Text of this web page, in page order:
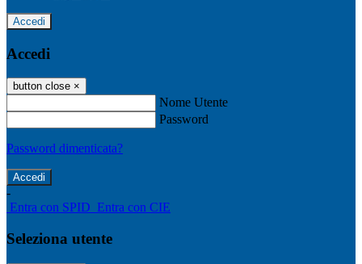
Accedi
Accedi
button close ×
Nome Utente
Password
Password dimenticata?
-
Entra con SPID Entra con CIE
Seleziona utente